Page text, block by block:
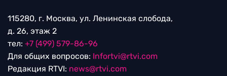
115280, г. Москва, ул. Ленинская слобода,
д. 26, этаж 2
тел: +7 (499) 579-86-96
Для общих вопросов: Infortvi@rtvi.com
Редакция RTVI: news@rtvi.com